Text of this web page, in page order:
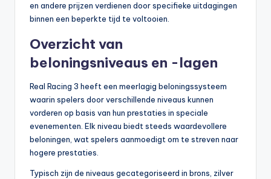
en andere prijzen verdienen door specifieke uitdagingen
binnen een beperkte tijd te voltooien.
Overzicht van
beloningsniveaus en -lagen
Real Racing 3 heeft een meerlagig beloningssysteem
waarin spelers door verschillende niveaus kunnen
vorderen op basis van hun prestaties in speciale
evenementen. Elk niveau biedt steeds waardevollere
beloningen, wat spelers aanmoedigt om te streven naar
hogere prestaties.
Typisch zijn de niveaus gecategoriseerd in brons, zilver